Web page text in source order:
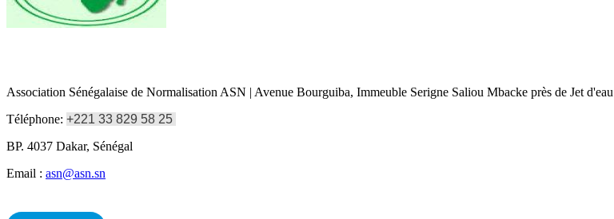
Association Sénégalaise de Normalisation ASN | Avenue Bourguiba, Immeuble Serigne Saliou Mbacke près de Jet d'eau |
Téléphone: +221 33 829 58 25
BP. 4037 Dakar, Sénégal
Email : asn@asn.sn